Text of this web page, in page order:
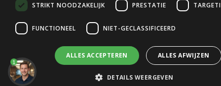
op
Webwinkelkeur
1
STRIKT NOODZAKELIJK PRESTATIE
FUNCTIONEEL NIET-GECLASSIFICEERD
ALLES ACCEPTEREN ALLES AFWIJZEN
DETAILS WEERGEVEN